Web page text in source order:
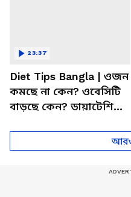
Diet Tips Bangla | ওজন
কমছে না কেন? ওবেসিটি
বাড়ছে কেন? ডায়াটেশিয়ান
23:37